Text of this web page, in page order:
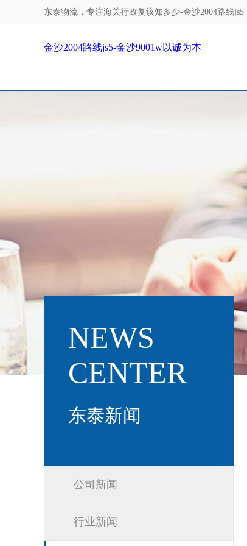
东泰物流，专注海关行政复议知多少-金沙2004路线js5
金沙2004路线js5-金沙9001w以诚为本
NEWS
CENTER
东泰新闻
公司新闻
行业新闻